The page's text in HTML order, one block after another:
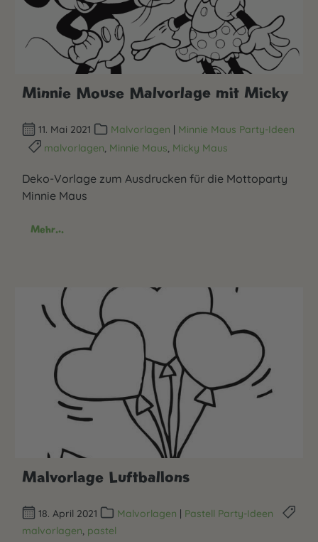
Minnie Mouse Malvorlage mit Micky
11. Mai 2021 Malvorlagen | Minnie Maus Party-Ideen
malvorlagen Minnie Maus Micky Maus
Deko-Vorlage zum Ausdrucken für die Mottoparty
Minnie Maus
Mehr...
Malvorlage Luftballons
18. April 2021 Malvorlagen | Pastell Party-Ideen
malvorlagen, pastel